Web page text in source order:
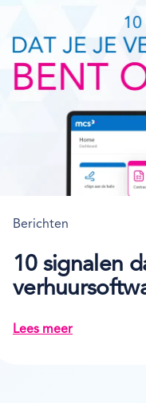
Berichten
10 signalen
Lees meer